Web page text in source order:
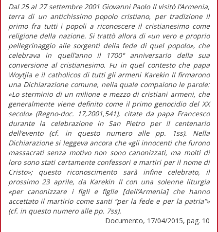
Dal 25 al 27 settembre 2001 Giovanni Paolo II visitò l’Armenia,
terra di un antichissimo popolo cristiano, per tradizione il
primo fra tutti i popoli a riconoscere il cristianesimo come
religione della nazione. Si trattò allora di «un vero e proprio
pellegrinaggio alle sorgenti della fede di quel popolo», che
celebrava in quell’anno il 1700° anniversario della sua
conversione al cristianesimo. Fu in quel contesto che papa
Woytjla e il catholicos di tutti gli armeni Karekin II firmarono
una Dichiarazione comune, nella quale compaiono le parole:
«Lo sterminio di un milione e mezzo di cristiani armeni, che
generalmente viene definito come il primo genocidio del XX
secolo» (Regno-doc. 17,2001,541), citate da papa Francesco
durante la celebrazione in San Pietro per il centenario
dell’evento (cf. in questo numero alle pp. 1ss). Nella
Dichiarazione si leggeva ancora che «gli innocenti che furono
massacrati senza motivo non sono canonizzati, ma molti di
loro sono stati certamente confessori e martiri per il nome di
Cristo»; questo riconoscimento sarà infine celebrato, il
prossimo 23 aprile, da Karekin II con una solenne liturgia
«per canonizzare i figli e figlie [dell’Armenia] che hanno
accettato il martirio come santi “per la fede e per la patria”»
(cf. in questo numero alle pp. 7ss).
Documento, 17/04/2015, pag. 10